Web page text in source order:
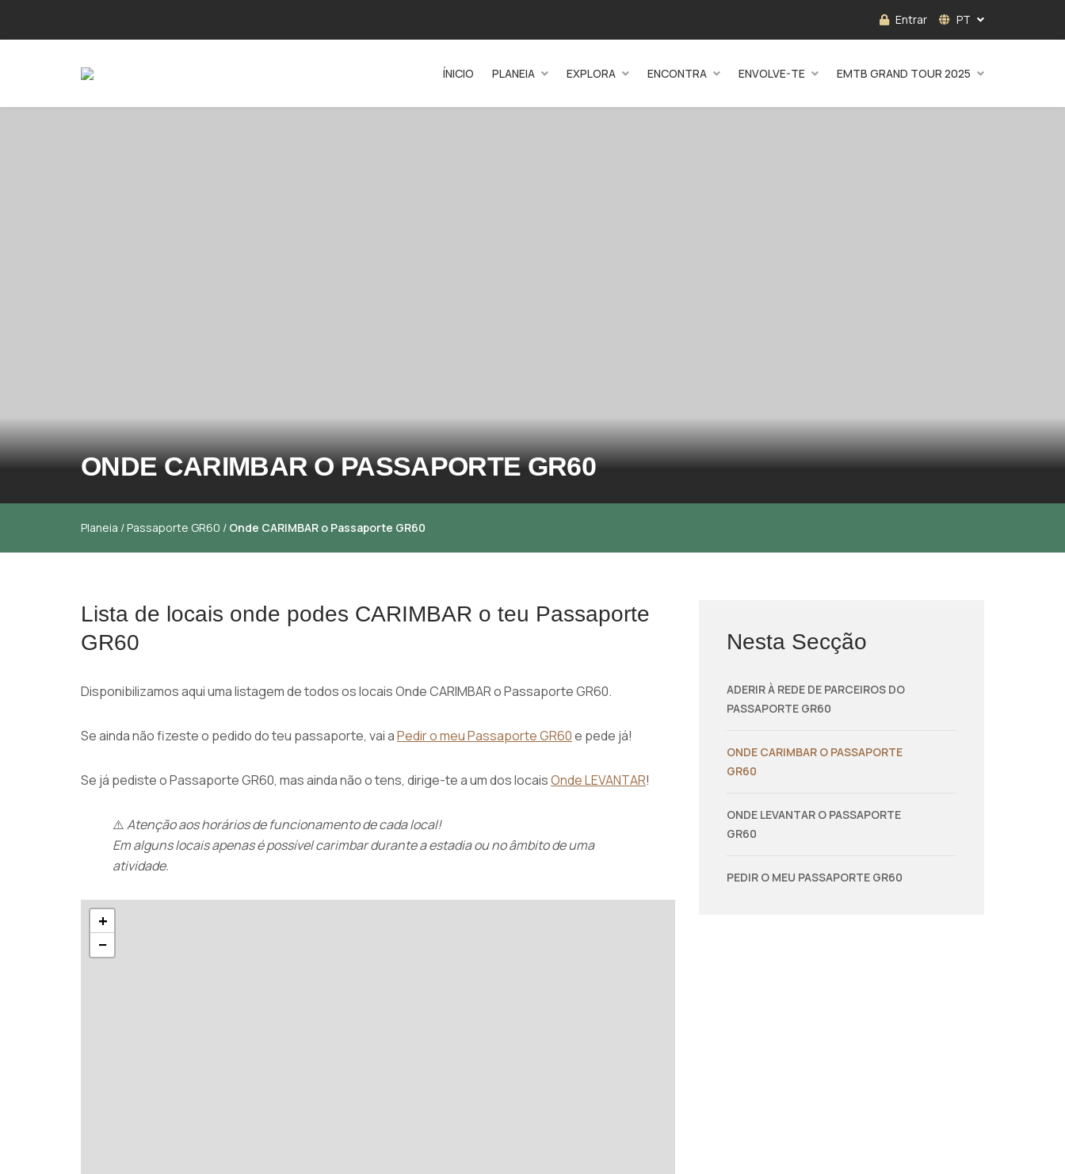
Entrar PT
ÍNICIO PLANEIA EXPLORA ENCONTRA ENVOLVE-TE EMTB GRAND TOUR 2025
ONDE CARIMBAR O PASSAPORTE GR60
Planeia /Passaporte GR60 / Onde CARIMBAR o Passaporte GR60
Lista de locais onde podes CARIMBAR o teu Passaporte
GR60
Disponibilizamos aqui uma listagem de todos os locais Onde CARIMBAR o Passaporte GR60.
Se ainda não fizeste o pedido do teu passaporte, vai aPedir o meu Passaporte GR60e pede já!
Se já pediste o Passaporte GR60, mas ainda não o tens, dirige-te a um dos locaisOnde LEVANTAR!
⚠️Atenção aos horários de funcionamento de cada local!
Em alguns locais apenas é possível carimbar durante a estadia ou no âmbito de uma
atividade.
+
−
Nesta Secção
ADERIR À REDE DE PARCEIROS DO
PASSAPORTE GR60
ONDE CARIMBAR O PASSAPORTE
GR60
ONDE LEVANTAR O PASSAPORTE
GR60
PEDIR O MEU PASSAPORTE GR60